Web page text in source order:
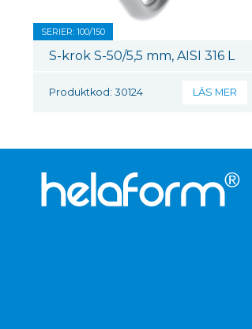
SERIER: 100/150
S-krok S-50/5,5 mm, AISI 316 L
Produktkod: 30124 LÄS MER